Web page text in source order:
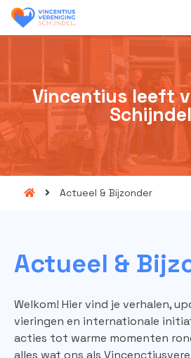
Vincentius leeft
Schijndel
Actueel & Bijzonder
Actueel &
Welkom! Hier vind je verhalen,
vieringen en internationale
acties tot warme momenten
alles wat ons als